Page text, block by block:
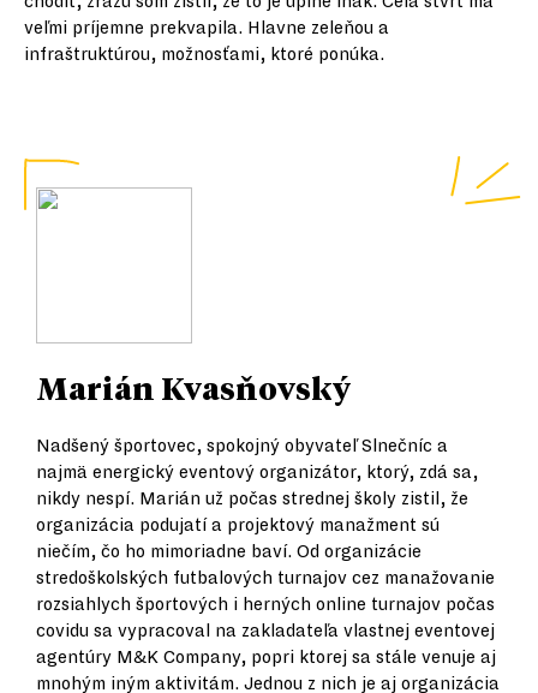
veľmi príjemne prekvapila. Hlavne zeleňou a
infraštruktúrou, možnosťami, ktoré ponúka.
Marián Kvasňovský
Nadšený športovec, spokojný obyvateľ Slnečníc a
najmä energický eventový organizátor, ktorý, zdá sa,
nikdy nespí. Marián už počas strednej školy zistil, že
organizácia podujatí a projektový manažment sú
niečím, čo ho mimoriadne baví. Od organizácie
stredoškolských futbalových turnajov cez manažovanie
rozsiahlych športových i herných online turnajov počas
covidu sa vypracoval na zakladateľa vlastnej eventovej
agentúry M&K Company, popri ktorej sa stále venuje aj
mnohým iným aktivitám. Jednou z nich je aj organizácia